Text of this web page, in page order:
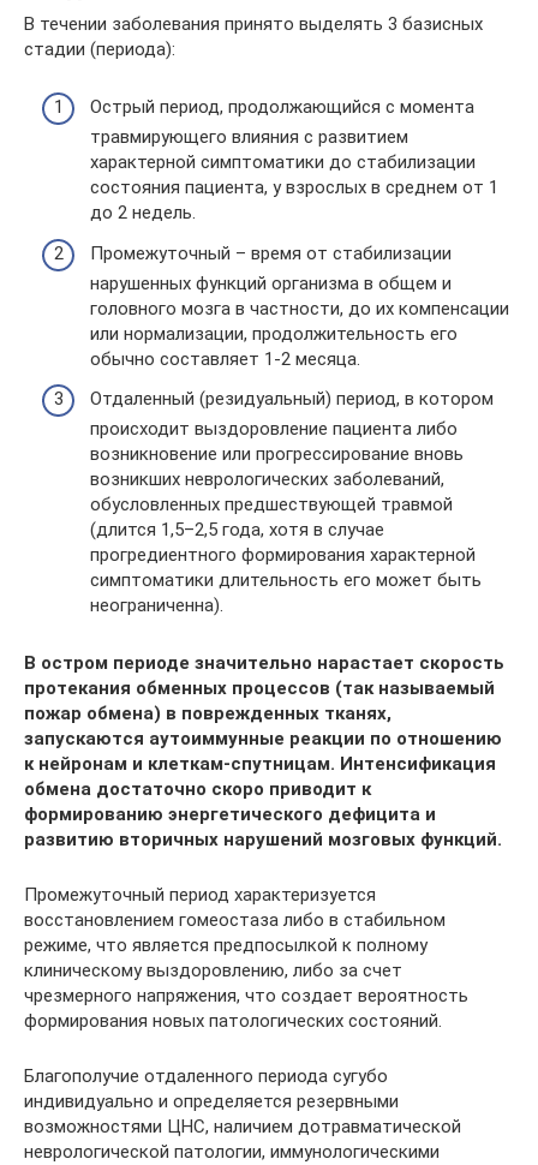
В течении заболевания принято выделять 3 базисных
стадии (периода):
Острый период, продолжающийся с момента
травмирующего влияния с развитием
характерной симптоматики до стабилизации
состояния пациента, у взрослых в среднем от 1
до 2 недель.
Промежуточный – время от стабилизации
нарушенных функций организма в общем и
головного мозга в частности, до их компенсации
или нормализации, продолжительность его
обычно составляет 1-2 месяца.
Отдаленный (резидуальный) период, в котором
происходит выздоровление пациента либо
возникновение или прогрессирование вновь
возникших неврологических заболеваний,
обусловленных предшествующей травмой
(длится 1,5–2,5 года, хотя в случае
прогредиентного формирования характерной
симптоматики длительность его может быть
неограниченна).
В остром периоде значительно нарастает скорость
протекания обменных процессов (так называемый
пожар обмена) в поврежденных тканях,
запускаются аутоиммунные реакции по отношению
к нейронам и клеткам-спутницам. Интенсификация
обмена достаточно скоро приводит к
формированию энергетического дефицита и
развитию вторичных нарушений мозговых функций.
Промежуточный период характеризуется
восстановлением гомеостаза либо в стабильном
режиме, что является предпосылкой к полному
клиническому выздоровлению, либо за счет
чрезмерного напряжения, что создает вероятность
формирования новых патологических состояний.
Благополучие отдаленного периода сугубо
индивидуально и определяется резервными
возможностями ЦНС, наличием дотравматической
неврологической патологии, иммунологическими